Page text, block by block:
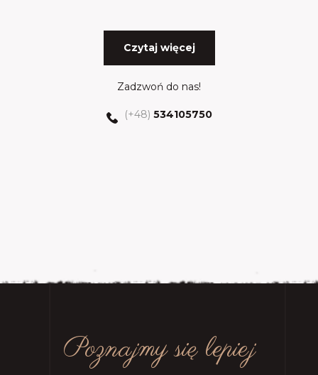
Czytaj więcej
Zadzwoń do nas!
(+48) 534105750
Poznajmy się lepiej